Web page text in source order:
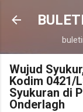
Wujud
Kodim 0421/
Syukuran di
Onderlagh